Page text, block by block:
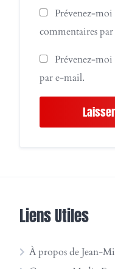
Prévenez-moi
commentaires
Prévenez-moi
par e-mail.
Liens Utiles
À propos de Jean-